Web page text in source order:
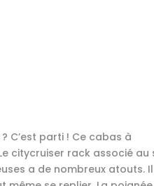
C’est parti ! Ce cabas à
citycruiser rack associé au
a de nombreux atouts.